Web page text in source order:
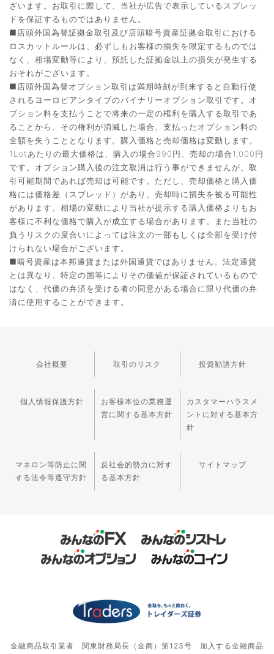
ざいます。お取引に際して、当社が広告で表示しているスプレッ
ドを保証するものではありません。
■店頭外国為替証拠金取引及び店頭暗号資産証拠金取引における
ロスカットルールは、必ずしもお客様の損失を限定するものでは
なく、相場変動等により、預託した証拠金以上の損失が発生する
おそれがございます。
■店頭外国為替オプション取引は満期時刻が到来すると自動行使
されるヨーロピアンタイプのバイナリーオプション取引です。オ
プション料を支払うことで将来の一定の権利を購入する取引であ
ることから、その権利が消滅した場合、支払ったオプション料の
全額を失うこととなります。購入価格と売却価格は変動します。
1Lotあたりの最大価格は、購入の場合990円、売却の場合1,000円
です。オプション購入後の注文取消は行う事ができませんが、取
引可能期間であれば売却は可能です。ただし、売却価格と購入価
格には価格差（スプレッド）があり、売却時に損失を被る可能性
があります。相場の変動により当社が提示する購入価格よりもお
客様に不利な価格で購入が成立する場合があります。また当社の
負うリスクの度合いによっては注文の一部もしくは全部を受け付
けられない場合がございます。
■暗号資産は本邦通貨または外国通貨ではありません。法定通貨
とは異なり、特定の国等によりその価値が保証されているもので
はなく、代価の弁済を受ける者の同意がある場合に限り代価の弁
済に使用することができます。
会社概要 取引のリスク 投資勧誘方針
個人情報保護方針
お客様本位の業務運
営に関する基本方針
カスタマーハラスメ
ントに対する基本方
針
マネロン等防止に関
する法令等遵守方針
反社会的勢力に対す
る基本方針
サイトマップ
金融商品取引業者 関東財務局長（金商）第123号 加入する金融商品